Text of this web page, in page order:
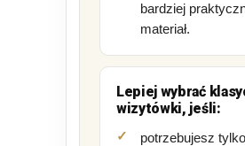
bardziej
materiał.
Lepiej wybrać
wizytówki, jeśli:
potrzebujesz tylko